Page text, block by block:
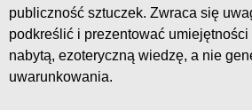
publiczność sztuczek. Zwraca się
podkreślić i prezentować
nabytą, ezoteryczną wiedzę, a nie
uwarunkowania.